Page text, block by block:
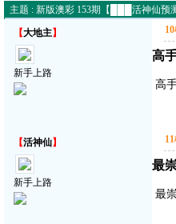
主题 : 新版澳彩 153期【███活神仙预
【大地主】
新手上路
高
高
【活神仙】
新手上路
最
最